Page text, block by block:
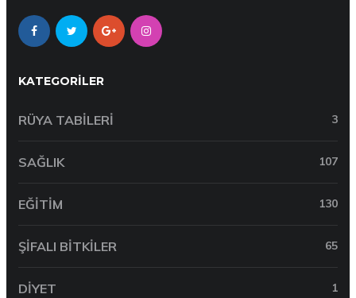
KATEGORILER
RÜYA TABILERI 3
SAĞLIK 107
EĞITIM 130
ŞIFALI BITKILER 65
DIYET 1